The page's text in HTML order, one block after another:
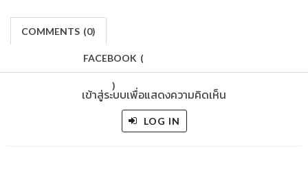
COMMENTS (0)
FACEBOOK (
)
เข้าสู่ระบบเพื่อแสดงความคิดเห็น
LOG IN